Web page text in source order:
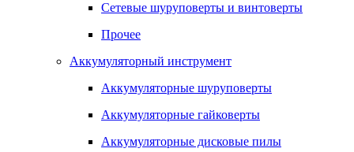
Сетевые шуруповерты и винтоверты
Прочее
Аккумуляторный инструмент
Аккумуляторные шуруповерты
Аккумуляторные гайковерты
Аккумуляторные дисковые пилы